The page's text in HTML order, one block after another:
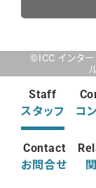
©ICC インター
Staff
スタッフ
コ
Contact
お問合せ